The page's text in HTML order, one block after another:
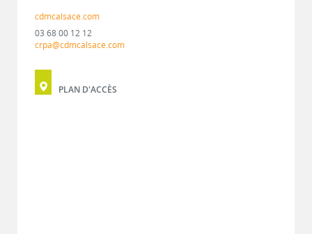
cdmcalsace.com
03 68 00 12 12
crpa@cdmcalsace.com
PLAN D'ACCÈS